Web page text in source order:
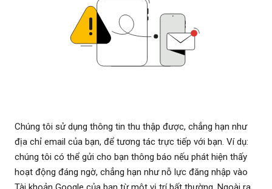
Chúng tôi sử dụng thông tin thu thập được, chẳng hạn như
địa chỉ email của bạn, để tương tác trực tiếp với bạn. Ví dụ:
chúng tôi có thể gửi cho bạn thông báo nếu phát hiện thấy
hoạt động đáng ngờ, chẳng hạn như nỗ lực đăng nhập vào